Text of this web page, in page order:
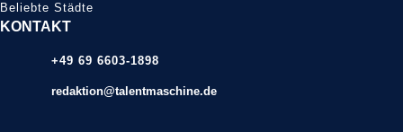
Beliebte Städte
KONTAKT
+49 69 6603-1898
redaktion@talentmaschine.de